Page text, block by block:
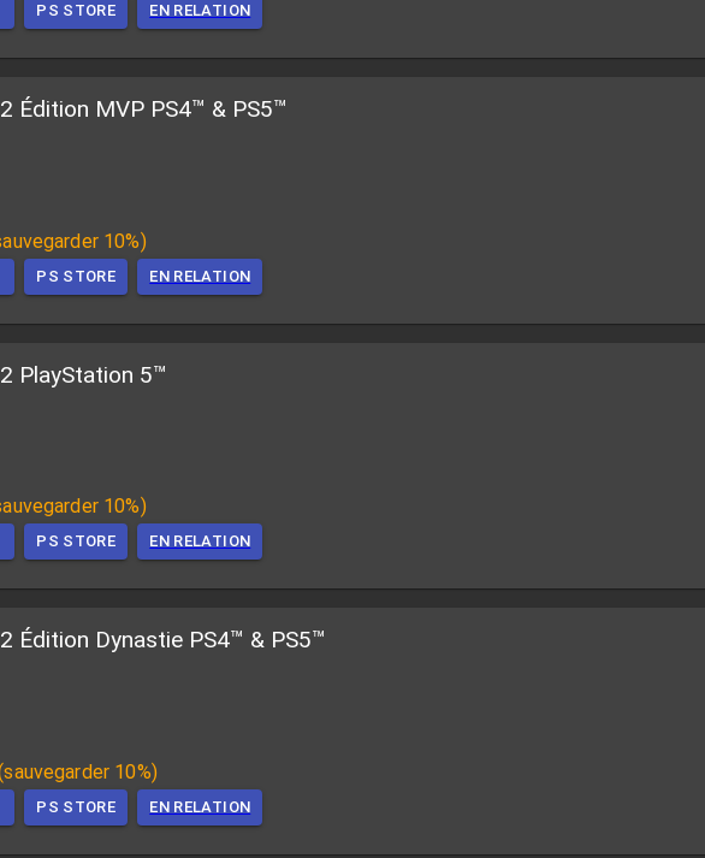
PS STORE EN RELATION
Édition MVP PS4™ & PS5™
10%)
PS STORE EN RELATION
PlayStation 5™
10%)
PS STORE EN RELATION
Édition Dynastie PS4™ & PS5™
sauvegarder 10%)
PS STORE EN RELATION